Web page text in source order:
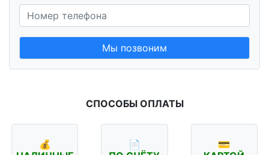
Мы позвоним
СПОСОБЫ ОПЛАТЫ
💰
📄
💳